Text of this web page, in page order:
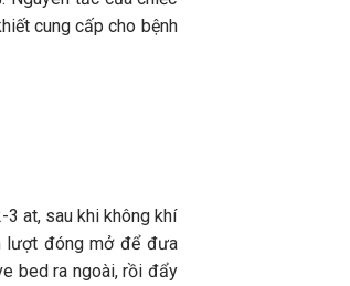
cung cấp cho bệnh
at, sau khi không khí
lượt đóng mở để đưa
bed ra ngoài, rồi đẩy